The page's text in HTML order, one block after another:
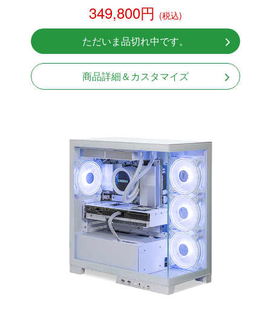
NVMeSSD 1TB
無線LAN Bluetooth対応
Windows11 Home 64bit
349,800円 (税込)
ただいま品切れ中です。
商品詳細＆カスタマイズ